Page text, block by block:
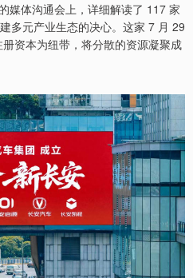
媒体沟通会上，详细解读了 117 家
多元产业生态的决心。这家 7 月 29
资本为纽带，将分散的资源凝聚成